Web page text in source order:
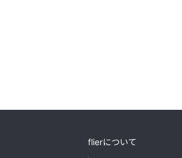
flierについて